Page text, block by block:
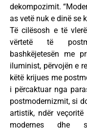
dekompozimit.
as vetë nuk e dinë se
Të cilësosh e të
vërtetë të
bashkëjetesën me
iluminist, përvojën e
këtë krijues me
i përcaktuar nga
postmodernizmit, si
artistik, ndër
modernes dhe